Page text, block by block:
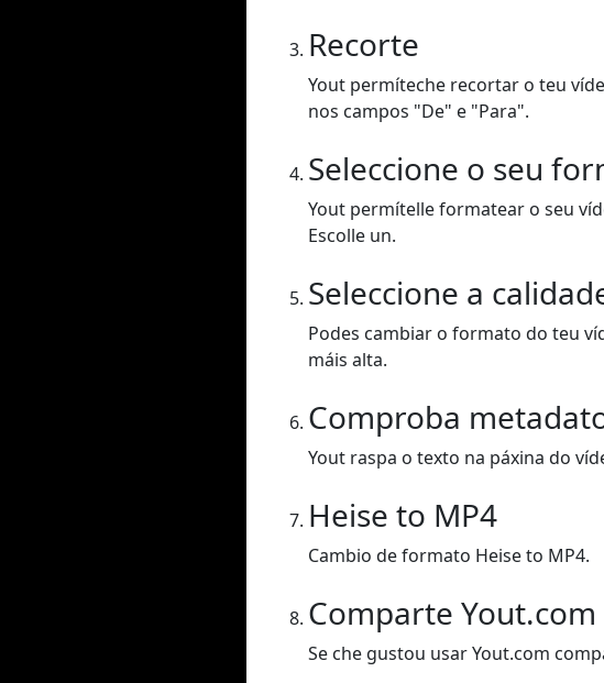
Recorte
Yout permíteche recortar o teu
nos campos "De" e "Para".
Seleccione o seu
Yout permítelle formatear o seu
Escolle un.
Seleccione a
Podes cambiar o formato do teu
máis alta.
Comproba
Yout raspa o texto na páxina do
Heise to MP4
Cambio de formato Heise to MP4.
Comparte Yout.com
Se che gustou usar Yout.com